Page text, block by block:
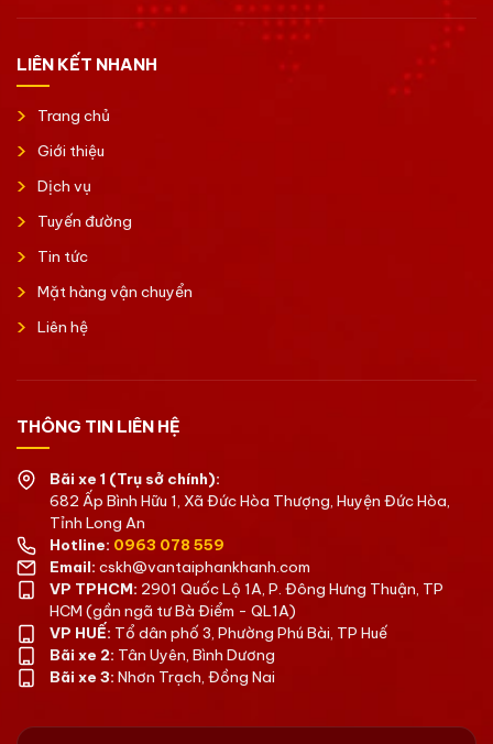
LIÊN KẾT NHANH
Trang chủ
Giới thiệu
Dịch vụ
Tuyến đường
Tin tức
Mặt hàng vận chuyển
Liên hệ
THÔNG TIN LIÊN HỆ
Bãi xe 1 (Trụ sở chính):
682 Ấp Bình Hữu 1, Xã Đức Hòa Thượng, Huyện Đức Hòa,
Tỉnh Long An
Hotline: 0963 078 559
Email: cskh@vantaiphankhanh.com
VP TPHCM: 2901 Quốc Lộ 1A, P. Đông Hưng Thuận, TP
HCM (gần ngã tư Bà Điểm - QL1A)
VP HUẾ: Tổ dân phố 3, Phường Phú Bài, TP Huế
Bãi xe 2: Tân Uyên, Bình Dương
Bãi xe 3: Nhơn Trạch, Đồng Nai